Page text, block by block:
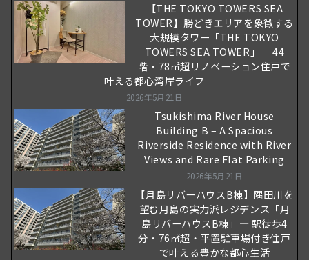
【THE TOKYO TOWERS SEA
TOWER】勝どきエリアを象徴する
大規模タワー「THE TOKYO
TOWERS SEA TOWER」― 44
階・78㎡超リノベーション住戸で
叶える都心湾岸ライフ
2026年5月21日
Tsukishima River House
Building B – A Spacious
Riverside Residence with River
Views and Rare Flat Parking
2026年5月21日
【月島リバーハウスB棟】隅田川を
望む月島の実力派レジデンス「月
島リバーハウスB棟」― 駅徒歩4
分・76㎡超・平置駐車場付き住戸
で叶える豊かな都心生活